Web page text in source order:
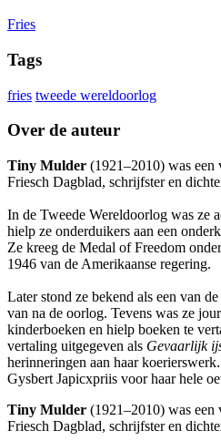
Fries
Tags
fries tweede wereldoorlog
Over de auteur
Tiny Mulder (1921–2010) was een
Friesch Dagblad, schrijfster en
In de Tweede Wereldoorlog was ze
hielp ze onderduikers aan een
Ze kreeg de Medal of Freedom
1946 van de Amerikaanse regering.
Later stond ze bekend als een van
van na de oorlog. Tevens was ze
kinderboeken en hielp boeken te
vertaling uitgegeven als Gevaarlijk
herinneringen aan haar
Gysbert Japicxpriis voor haar hele
Tiny Mulder (1921–2010) was een
Friesch Dagblad, schrijfster en